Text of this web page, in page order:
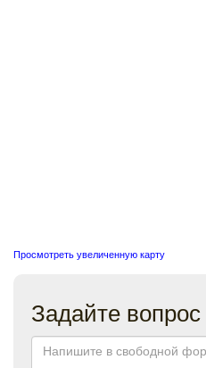
Просмотреть увеличенную карту
Задайте